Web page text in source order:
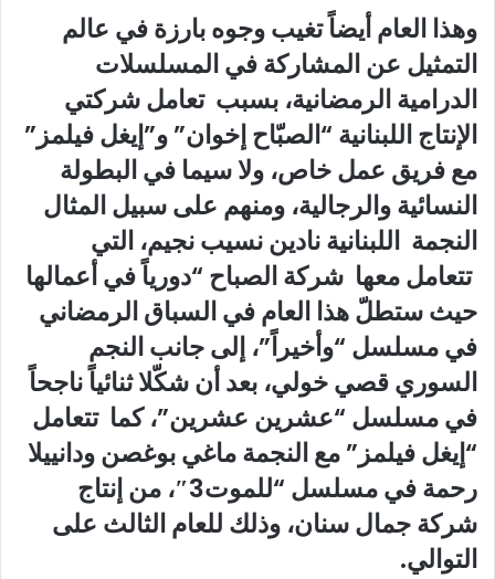
وهذا العام أيضاً تغيب وجوه بارزة في عالم
التمثيل عن المشاركة في المسلسلات
الدرامية الرمضانية، بسبب تعامل شركتي
الإنتاج اللبنانية “الصبّاح إخوان” و”إيغل فيلمز”
مع فريق عمل خاص، ولا سيما في البطولة
النسائية والرجالية، ومنهم على سبيل المثال
النجمة اللبنانية نادين نسيب نجيم، التي
تتعامل معها شركة الصباح “دورياً في أعمالها
حيث ستطلّ هذا العام في السباق الرمضاني
في مسلسل “وأخيراً”، إلى جانب النجم
السوري قصي خولي، بعد أن شكّلا ثنائياً ناجحاً
في مسلسل “عشرين عشرين”، كما تتعامل
“إيغل فيلمز” مع النجمة ماغي بوغصن ودانييلا
رحمة في مسلسل “للموت3″، من إنتاج
شركة جمال سنان، وذلك للعام الثالث على
التوالي.